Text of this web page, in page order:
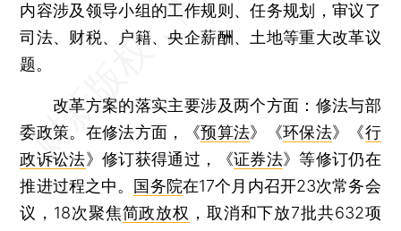
内容涉及领导小组的工作规则、任务规划，审议了
司法、财税、户籍、央企薪酬、土地等重大改革议
题。
改革方案的落实主要涉及两个方面：修法与部
委政策。在修法方面，《预算法》《环保法》《行
政诉讼法》修订获得通过，《证券法》等修订仍在
推进过程之中。 国务院在17个月内召开23次常务会
议，18次聚焦简政放权 ，取消和下放7批共632项